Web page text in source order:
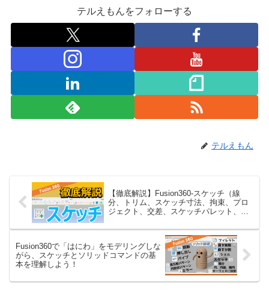
テルえもんをフォローする
テルえもん
【徹底解説】Fusion360-スケッチ（線
分、トリム、スケッチ寸法、拘束、プロ
ジェクト、交差、スケッチパレット、メ
Fusion360で「はにわ」をモデリングしな
がら、スケッチとソリッドコマンドの基
本を理解しよう！